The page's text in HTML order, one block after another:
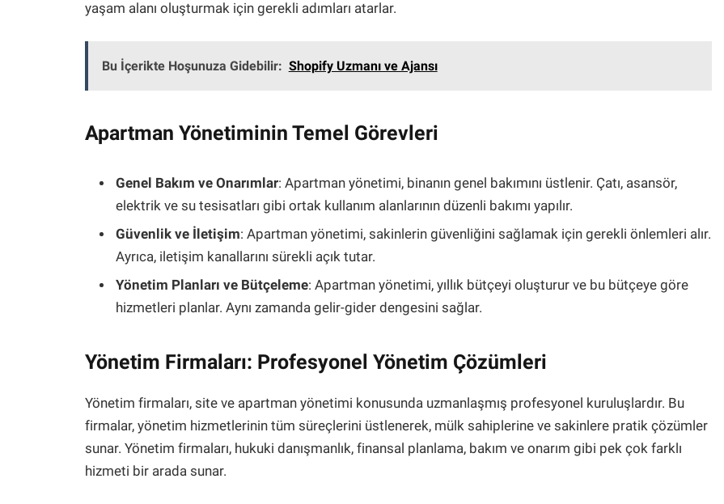
yaşam alanı oluşturmak için gerekli adımları atarlar.
Bu İçerikte Hoşunuza Gidebilir: Shopify Uzmanı ve Ajansı
Apartman Yönetiminin Temel Görevleri
Genel Bakım ve Onarımlar: Apartman yönetimi, binanın genel bakımını üstlenir. Çatı, asansör,
elektrik ve su tesisatları gibi ortak kullanım alanlarının düzenli bakımı yapılır.
Güvenlik ve İletişim: Apartman yönetimi, sakinlerin güvenliğini sağlamak için gerekli önlemleri alır.
Ayrıca, iletişim kanallarını sürekli açık tutar.
Yönetim Planları ve Bütçeleme: Apartman yönetimi, yıllık bütçeyi oluşturur ve bu bütçeye göre
hizmetleri planlar. Aynı zamanda gelir-gider dengesini sağlar.
Yönetim Firmaları: Profesyonel Yönetim Çözümleri
Yönetim firmaları, site ve apartman yönetimi konusunda uzmanlaşmış profesyonel kuruluşlardır. Bu
firmalar, yönetim hizmetlerinin tüm süreçlerini üstlenerek, mülk sahiplerine ve sakinlere pratik çözümler
sunar. Yönetim firmaları, hukuki danışmanlık, finansal planlama, bakım ve onarım gibi pek çok farklı
hizmeti bir arada sunar.